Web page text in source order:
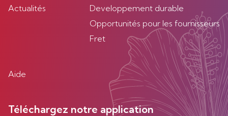
Actualités
Developpement durable
Opportunités pour les fournisseurs
Fret
Aide
Téléchargez notre application